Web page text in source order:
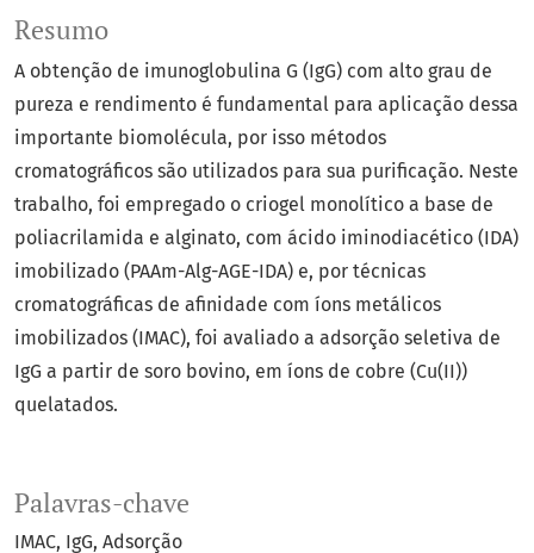
Palavras-chave
IMAC IgG Adsorção
Resumo
A obtenção de imunoglobulina G (IgG) com alto grau de
pureza e rendimento é fundamental para aplicação dessa
importante biomolécula, por isso métodos
cromatográficos são utilizados para sua purificação. Neste
trabalho, foi empregado o criogel monolítico a base de
poliacrilamida e alginato, com ácido iminodiacético (IDA)
imobilizado (PAAm-Alg-AGE-IDA) e, por técnicas
cromatográficas de afinidade com íons metálicos
imobilizados (IMAC), foi avaliado a adsorção seletiva de
IgG a partir de soro bovino, em íons de cobre (Cu(II))
quelatados.